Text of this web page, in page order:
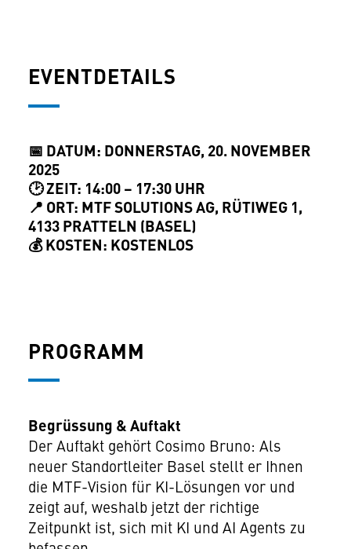
EVENTDETAILS
📅 DATUM: DONNERSTAG, 20. NOVEMBER
2025
🕑 ZEIT: 14:00 – 17:30 UHR
📍 ORT: MTF SOLUTIONS AG, RÜTIWEG 1,
4133 PRATTELN (BASEL)
💰 KOSTEN: KOSTENLOS
PROGRAMM
Begrüssung & Auftakt
Der Auftakt gehört Cosimo Bruno: Als
neuer Standortleiter Basel stellt er Ihnen
die MTF-Vision für KI-Lösungen vor und
zeigt auf, weshalb jetzt der richtige
Zeitpunkt ist, sich mit KI und AI Agents zu